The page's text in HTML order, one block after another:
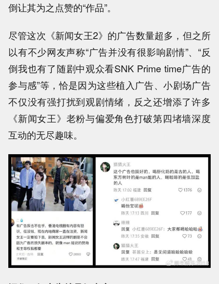
倒让其为之点赞的“作品”。
尽管这次《新闻女王2》的广告数量超多，但之所
以有不少网友声称“广告并没有很影响剧情”、“反
倒我也有了随剧中观众看SNK Prime time广告的
参与感”等，恰是因为这些植入广告、小剧场广告
不仅没有强打扰到观剧情绪，反之还增添了许多
《新闻女王》老粉与偏爱角色打破第四堵墙深度
互动的无尽趣味。